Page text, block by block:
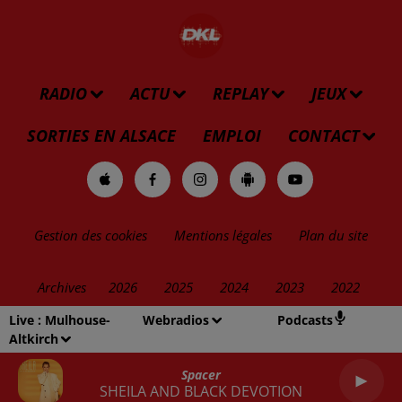
Live : Mulhouse-
Altkirch
Webradios Podcasts
Spacer
SHEILA AND BLACK DEVOTION
RADIO ACTU REPLAY
JEUX
SORTIES EN ALSACE
EMPLOI CONTACT
Gestion des cookies Mentions légales Plan du site
Archives 2026 2025 2024 2023 2022